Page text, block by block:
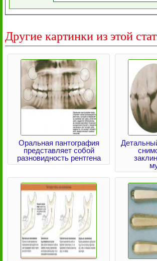
Другие картинки из этой
Оральная пантография
представляет собой
разновидность рентгена